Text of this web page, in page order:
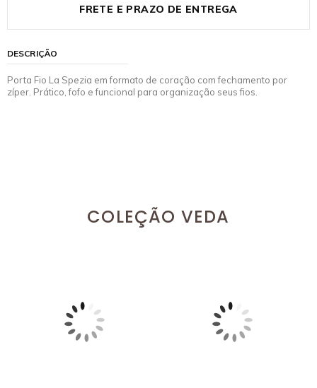
FRETE E PRAZO DE ENTREGA
DESCRIÇÃO
Porta Fio La Spezia em formato de coração com fechamento por
zíper. Prático, fofo e funcional para organização seus fios.
COLEÇÃO VEDA